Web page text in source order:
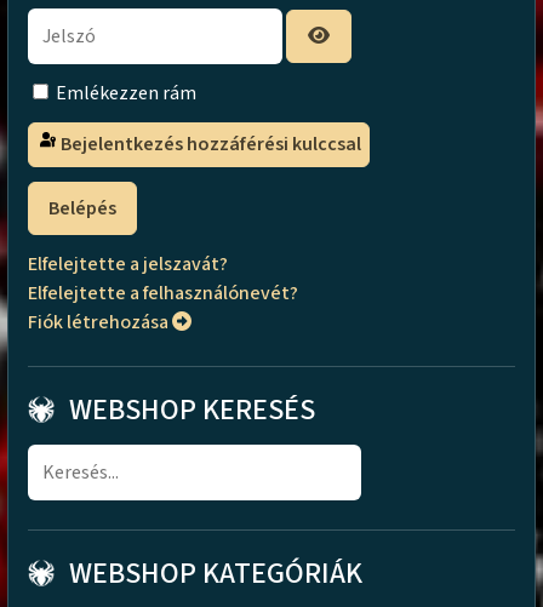
Emlékezzen rám
Bejelentkezés hozzáférési kulccsal
Belépés
Elfelejtette a jelszavát?
Elfelejtette a felhasználónevét?
Fiók létrehozása
WEBSHOP KERESÉS
WEBSHOP KATEGÓRIÁK